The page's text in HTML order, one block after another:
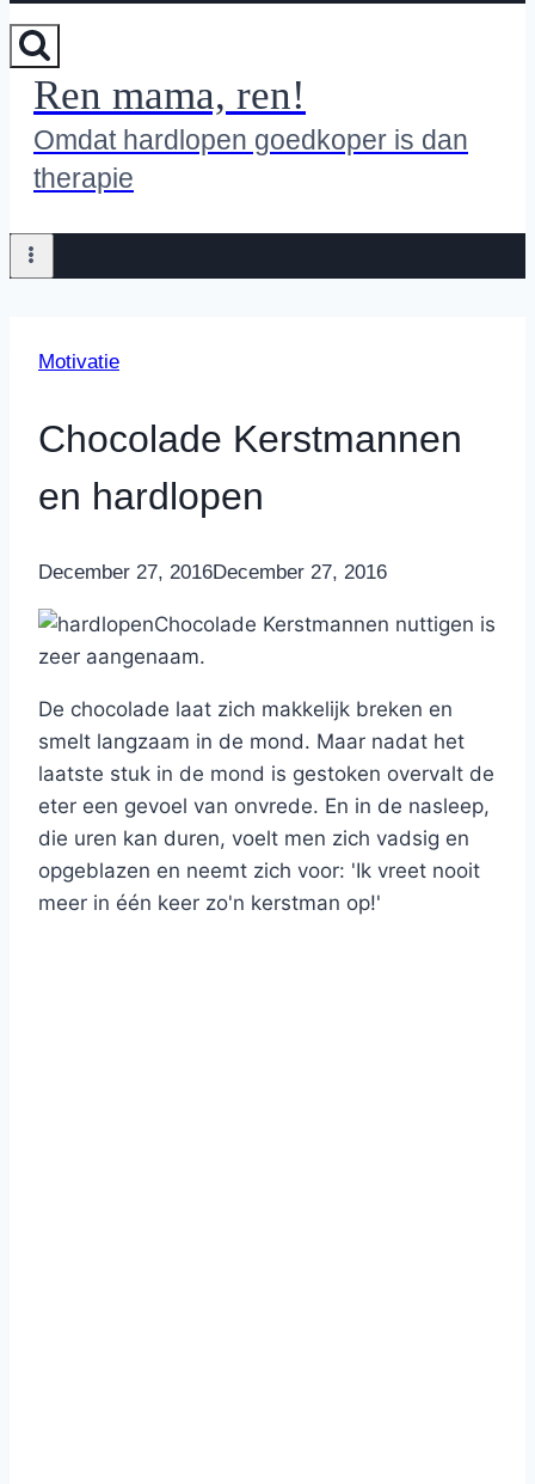
Ren mama, ren!
Omdat hardlopen goedkoper is dan
therapie
Motivatie
Chocolade Kerstmannen
en hardlopen
ByNicole
December 27, 2016December 27, 2016
Chocolade Kerstmannen nuttigen is
zeer aangenaam.
De chocolade laat zich makkelijk breken en
smelt langzaam in de mond. Maar nadat het
laatste stuk in de mond is gestoken overvalt de
eter een gevoel van onvrede. En in de nasleep,
die uren kan duren, voelt men zich vadsig en
opgeblazen en neemt zich voor: 'Ik vreet nooit
meer in één keer zo'n kerstman op!'